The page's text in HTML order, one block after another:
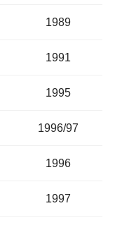
1989
1991
1995
1996/97
1996
1997